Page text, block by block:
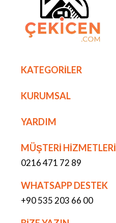
KATEGORİLER
KURUMSAL
YARDIM
MÜŞTERİ HİZMETLERİ
0216 471 72 89
WHATSAPP DESTEK
+90 535 203 66 00